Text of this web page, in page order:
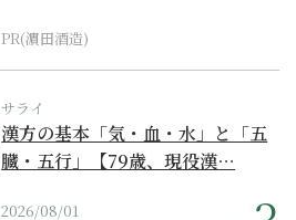
PR(濵田酒造)
サライ
漢方の基本「気・血・水」と「五
臓・五行」【79歳、現役漢…
2026/08/01